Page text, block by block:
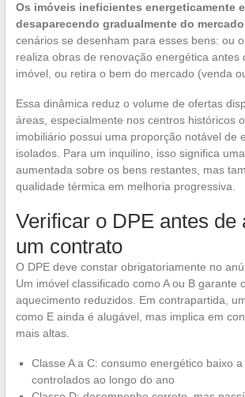
Os imóveis ineficientes energeticamente
desaparecendo gradualmente do
cenários se desenham para esses bens: ou
realiza obras de renovação energética antes
imóvel, ou retira o bem do mercado (venda
Essa dinâmica reduz o volume de ofertas
áreas, especialmente nos centros históricos
imobiliário possui uma proporção notável de
isolados. Para um inquilino, isso significa
aumentada sobre os bens restantes, mas
qualidade térmica em melhoria progressiva.
Verificar o DPE antes de
um contrato
O DPE deve constar obrigatoriamente no
Um imóvel classificado como A ou B garante
aquecimento reduzidos. Em contrapartida,
como E ainda é alugável, mas implica em
mais altas.
Classe A a C: consumo energético baixo
controlados ao longo do ano